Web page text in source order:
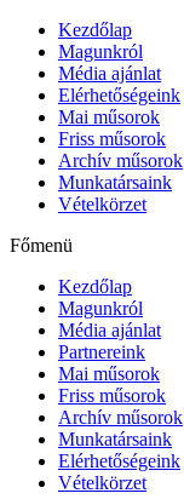
Kezdőlap
Magunkról
Média ajánlat
Elérhetőségeink
Mai műsorok
Friss műsorok
Archív műsorok
Munkatársaink
Vételkörzet
Főmenü
Kezdőlap
Magunkról
Média ajánlat
Partnereink
Mai műsorok
Friss műsorok
Archív műsorok
Munkatársaink
Elérhetőségeink
Vételkörzet